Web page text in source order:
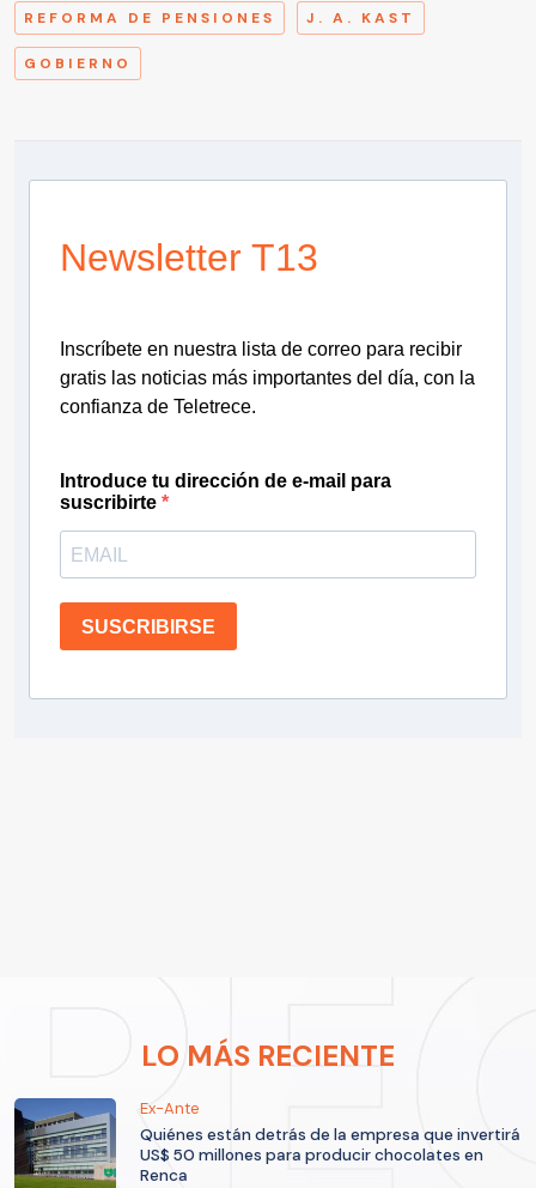
REFORMA DE PENSIONES J. A. KAST
GOBIERNO
Newsletter T13
Inscríbete en nuestra lista de correo para recibir
gratis las noticias más importantes del día, con la
confianza de Teletrece.
Introduce tu dirección de e-mail para
suscribirte
SUSCRIBIRSE
LO MÁS RECIENTE
Ex-Ante
Quiénes están detrás de la empresa que invertirá
US$ 50 millones para producir chocolates en
Renca